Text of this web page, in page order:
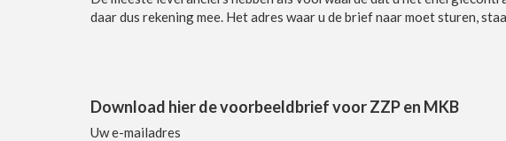
daar dus rekening mee. Het adres waar u de brief naar moet sturen,
Download hier de voorbeeldbrief voor ZZP en MKB
Uw e-mailadres